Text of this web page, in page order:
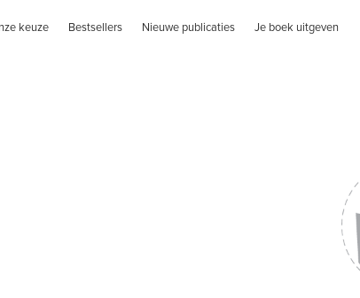
keuze Bestsellers Nieuwe publicaties Je boek uitgeven